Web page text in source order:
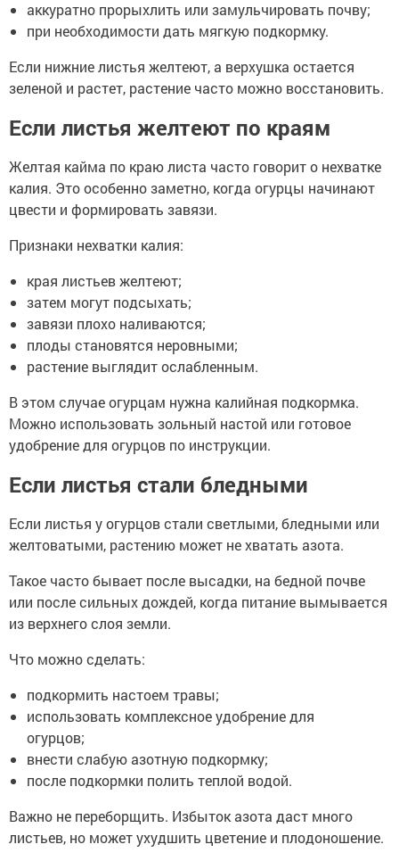
аккуратно прорыхлить или замульчировать почву;
при необходимости дать мягкую подкормку.
Если нижние листья желтеют, а верхушка остается
зеленой и растет, растение часто можно восстановить.
Если листья желтеют по краям
Желтая кайма по краю листа часто говорит о нехватке
калия. Это особенно заметно, когда огурцы начинают
цвести и формировать завязи.
Признаки нехватки калия:
края листьев желтеют;
затем могут подсыхать;
завязи плохо наливаются;
плоды становятся неровными;
растение выглядит ослабленным.
В этом случае огурцам нужна калийная подкормка.
Можно использовать зольный настой или готовое
удобрение для огурцов по инструкции.
Если листья стали бледными
Если листья у огурцов стали светлыми, бледными или
желтоватыми, растению может не хватать азота.
Такое часто бывает после высадки, на бедной почве
или после сильных дождей, когда питание вымывается
из верхнего слоя земли.
Что можно сделать:
подкормить настоем травы;
использовать комплексное удобрение для
огурцов;
внести слабую азотную подкормку;
после подкормки полить теплой водой.
Важно не переборщить. Избыток азота даст много
листьев, но может ухудшить цветение и плодоношение.